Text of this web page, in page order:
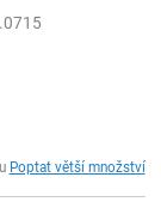
Poptat větší množství